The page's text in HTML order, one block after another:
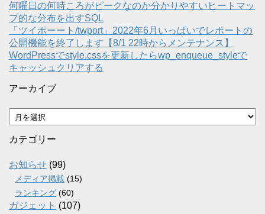
何曜日の何時ころがピークなのか分かりやすいヒートマッ
プ的な分布を出すSQL
「ツイポーート/twport」2022年6月いっぱいでレポートの
公開機能を終了します【8/1 22時からメンテナンス】
WordPressでstyle.cssを更新したらwp_enqueue_styleで
キャッシュクリアする
アーカイブ
ア
ー
カ
ブ
カテゴリー
お知らせ (99)
メディア掲載 (15)
ランキング (60)
ガジェット (107)